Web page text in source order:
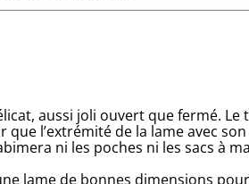
aussi joli ouvert que fermé. Le
l’extrémité de la lame avec
ni les poches ni les sacs à
lame de bonnes dimensions